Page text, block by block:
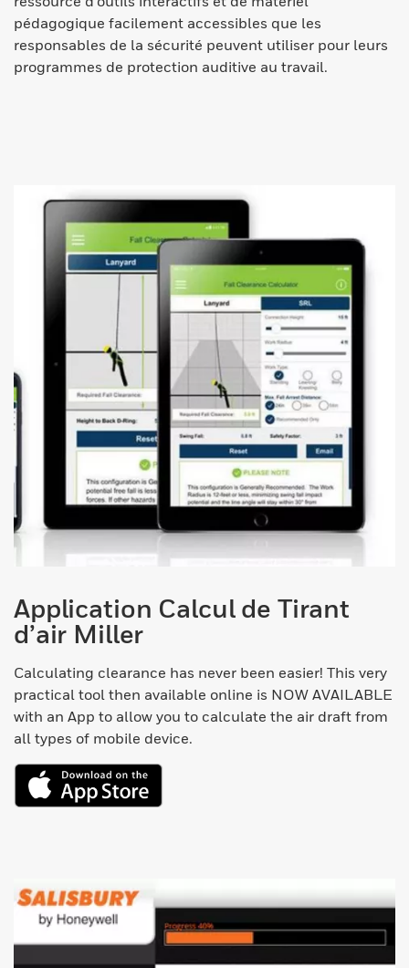
pédagogique facilement accessibles que les
responsables de la sécurité peuvent utiliser pour leurs
programmes de protection auditive au travail.
Application Calcul de Tirant
d’air Miller
Calculating clearance has never been easier! This very
practical tool then available online is NOW AVAILABLE
with an App to allow you to calculate the air draft from
all types of mobile device.